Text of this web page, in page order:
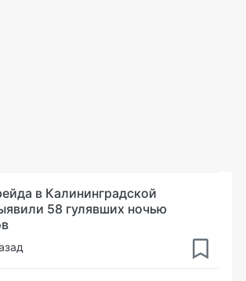
в Калининградской
58 гулявших ночью